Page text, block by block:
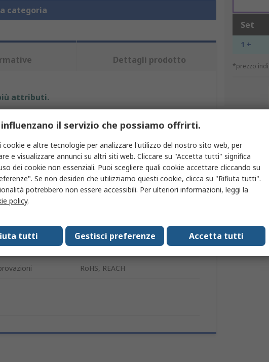
categoria
Set
1 +
*prezzo
Dettagli prodotto
attributi.
Valore
Bosch
Set inserti per cacciaviti
3
Esagonale
RoHS, REACH
il servizio che possiamo offrirti.
cookie e altre tecnologie per analizzare l'utilizzo del nostro sito web, per
e visualizzare annunci su altri siti web. Cliccare su "Accetta tutti" significa
dei cookie non essenziali. Puoi scegliere quali cookie accettare cliccando su
Se non desideri che utilizziamo questi cookie, clicca su "Rifiuta tutti".
potrebbero non essere accessibili. Per ulteriori informazioni, leggi la
policy.
Accetta tutti
Gestisci preferenze
tutti